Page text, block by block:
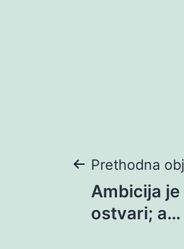
objava
Prethodna
Ambicija
ostvari; a…